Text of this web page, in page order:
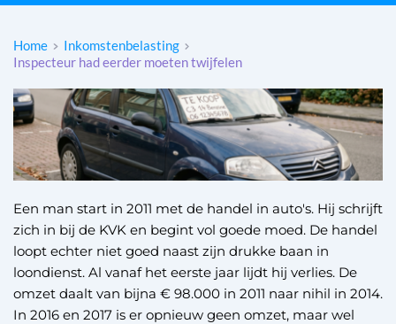
Home
Inkomstenbelasting
Inspecteur had eerder moeten twijfelen
Een man start in 2011 met de handel in auto's. Hij schrijft
zich in bij de KVK en begint vol goede moed. De handel
loopt echter niet goed naast zijn drukke baan in
loondienst. Al vanaf het eerste jaar lijdt hij verlies. De
omzet daalt van bijna € 98.000 in 2011 naar nihil in 2014.
In 2016 en 2017 is er opnieuw geen omzet, maar wel